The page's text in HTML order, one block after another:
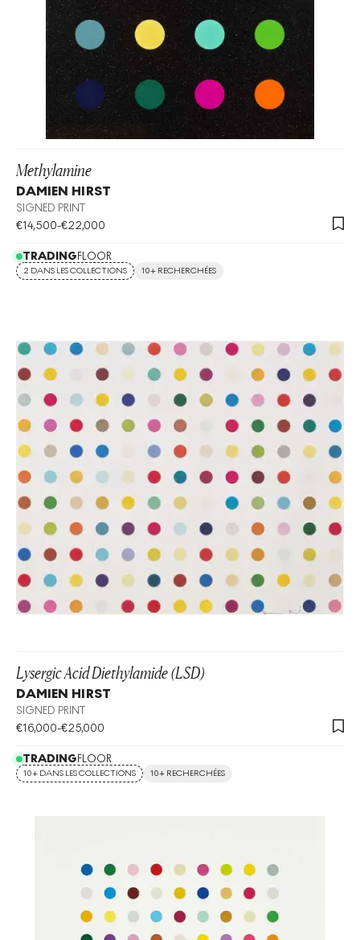
Methylamine
DAMIEN HIRST
SIGNED PRINT
€14,500-€22,000
TRADINGFLOOR
2 DANS LES COLLECTIONS 10+ RECHERCHÉES
Lysergic Acid Diethylamide (LSD)
DAMIEN HIRST
SIGNED PRINT
€16,000-€25,000
TRADINGFLOOR
10+ DANS LES COLLECTIONS 10+ RECHERCHÉES